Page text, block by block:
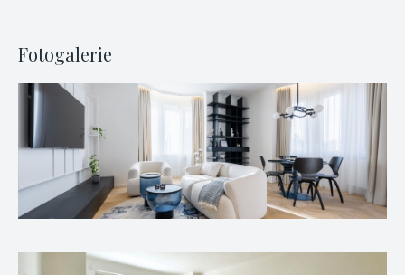
Fotogalerie